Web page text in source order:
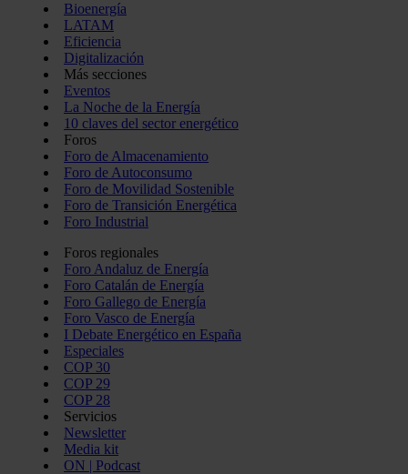
Bioenergía
LATAM
Eficiencia
Digitalización
Más secciones
Eventos
La Noche de la Energía
10 claves del sector energético
Foros
Foro de Almacenamiento
Foro de Autoconsumo
Foro de Movilidad Sostenible
Foro de Transición Energética
Foro Industrial
Foros regionales
Foro Andaluz de Energía
Foro Catalán de Energía
Foro Gallego de Energía
Foro Vasco de Energía
I Debate Energético en España
Especiales
COP 30
COP 29
COP 28
Servicios
Newsletter
Media kit
ON | Podcast